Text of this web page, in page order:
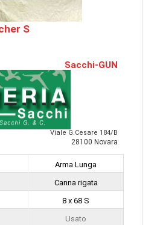
S
Sacchi-GUN
Viale G.Cesare 184/B
28100 Novara
Arma Lunga
Canna rigata
8 x 68 S
Usato